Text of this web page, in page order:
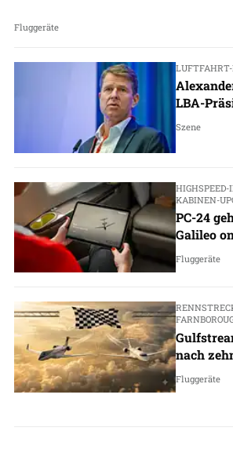
Fluggeräte
LBA-
Szene
KABINEN-
PC-24
Galileo
Fluggeräte
nach
Fluggeräte